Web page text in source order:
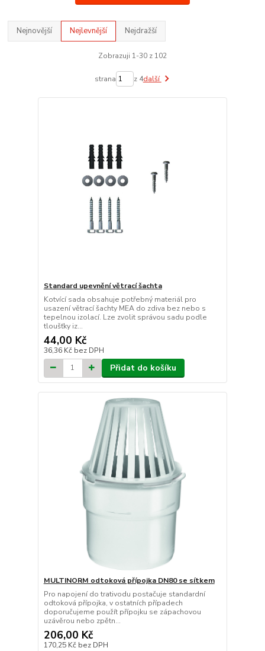
Nejnovější Nejlevnější Nejdražší
Zobrazuji 1-30 z 102
strana z 4další
Standard upevnění větrací šachta
Kotvící sada obsahuje potřebný materiál pro
usazení větrací šachty MEA do zdiva bez nebo s
tepelnou izolací. Lze zvolit správou sadu podle
tloušťky iz...
44,00 Kč
36,36 Kč bez DPH
Přidat do košíku
MULTINORM odtoková přípojka DN80 se sítkem
Pro napojení do trativodu postačuje standardní
odtoková přípojka, v ostatních případech
doporučujeme použít přípojku se zápachovou
uzávěrou nebo zpětn...
206,00 Kč
170,25 Kč bez DPH